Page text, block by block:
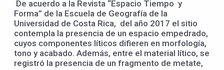
De acuerdo a la Revista “Espacio Tiempo y
Forma” de la Escuela de Geografía de la
Universidad de Costa Rica, del año 2017 el sitio
contempla la presencia de un espacio empedrado,
cuyos componentes líticos difieren en morfología,
tono y acabado. Además, entre el material lítico, se
registró la presencia de un fragmento de metate,